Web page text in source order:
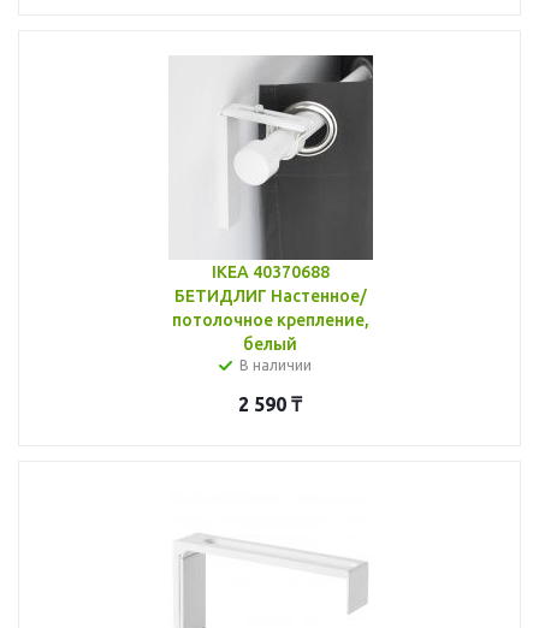
IKEA 40370688
БЕТИДЛИГ Настенное/
потолочное крепление,
белый
В наличии
2 590 ₸